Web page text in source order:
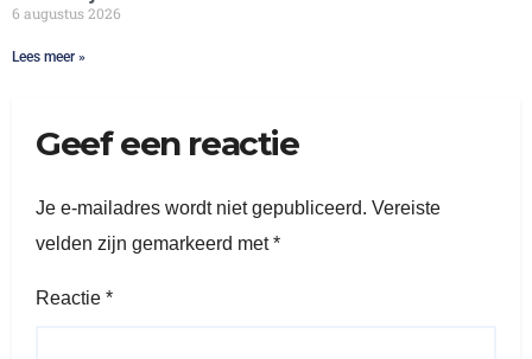
6 augustus 2026
Lees meer »
Geef een reactie
Je e-mailadres wordt niet gepubliceerd. Vereiste
velden zijn gemarkeerd met*
Reactie *